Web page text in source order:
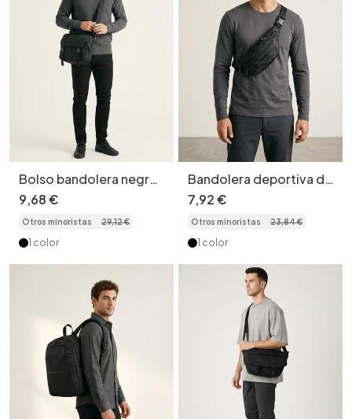
Bolso bandolera negro
informal para hombre
9,68€
Otros minoristas 29,12€
1 color
Bandolera deportiva de
camuflaje: versátil para
el pecho y la cintura.
7,92€
Otros minoristas 23,84€
1 color